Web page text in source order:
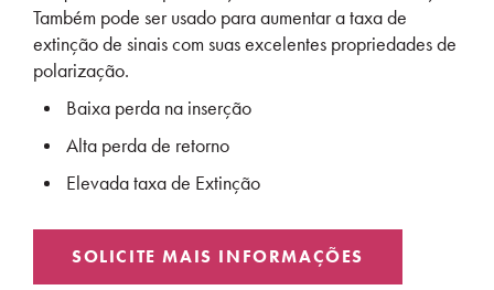
Também pode ser usado para aumentar a taxa de
extinção de sinais com suas excelentes propriedades de
polarização.
Baixa perda na inserção
Alta perda de retorno
Elevada taxa de Extinção
SOLICITE MAIS INFORMAÇÕES